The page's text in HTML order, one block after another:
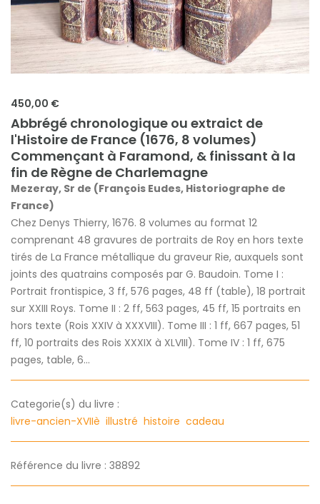
450,00 €
Abbrégé chronologique ou extraict de
l'Histoire de France (1676, 8 volumes)
Commençant à Faramond, & finissant à la
fin de Règne de Charlemagne
Mezeray, Sr de (François Eudes, Historiographe de
France)
Chez Denys Thierry, 1676. 8 volumes au format 12
comprenant 48 gravures de portraits de Roy en hors texte
tirés de La France métallique du graveur Rie, auxquels sont
joints des quatrains composés par G. Baudoin. Tome I :
Portrait frontispice, 3 ff, 576 pages, 48 ff (table), 18 portrait
sur XXIII Roys. Tome II : 2 ff, 563 pages, 45 ff, 15 portraits en
hors texte (Rois XXIV à XXXVIII). Tome III : 1 ff, 667 pages, 51
ff, 10 portraits des Rois XXXIX à XLVIII). Tome IV : 1 ff, 675
pages, table, 6...
Categorie(s) du livre :
livre-ancien-XVIIè illustré histoire cadeau
Référence du livre : 38892